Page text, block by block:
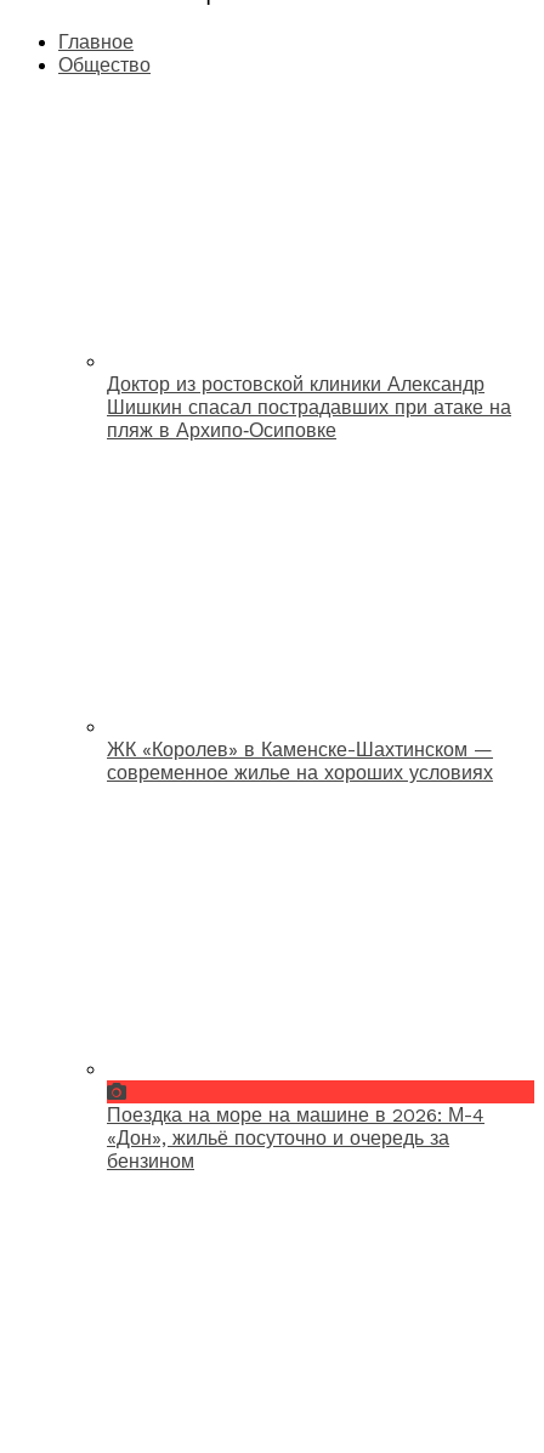
Главное
Общество
Доктор из ростовской клиники Александр
Шишкин спасал пострадавших при атаке на
пляж в Архипо‑Осиповке
ЖК «Королев» в Каменске-Шахтинском —
современное жилье на хороших условиях
Поездка на море на машине в 2026: М-4
«Дон», жильё посуточно и очередь за
бензином